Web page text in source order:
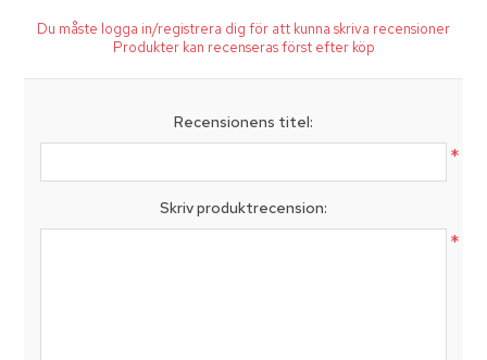
Du måste logga in/registrera dig för att kunna skriva recensioner
Produkter kan recenseras först efter köp
Recensionens titel:
*
Skriv produktrecension:
*